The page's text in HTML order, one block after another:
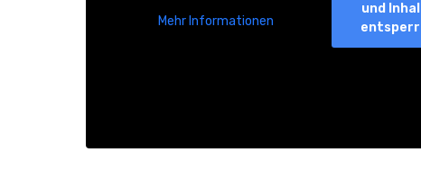
Mehr Informationen
und